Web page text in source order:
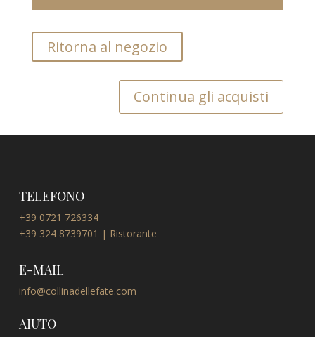
Ritorna al negozio
Continua gli acquisti
TELEFONO
+39 0721 726334
+39 324 8739701 | Ristorante
E-MAIL
info@collinadellefate.com
AIUTO